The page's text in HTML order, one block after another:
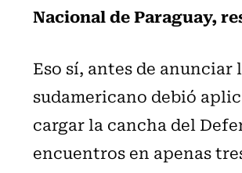
Nacional de Paraguay,
Eso sí, antes de
sudamericano debió
cargar la cancha del
encuentros en apenas